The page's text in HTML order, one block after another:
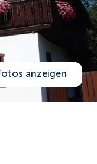
anzeigen